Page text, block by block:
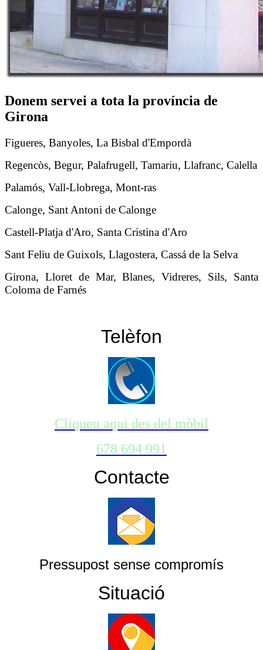
Donem servei a tota la província de
Girona
Figueres, Banyoles, La Bisbal d'Empordà
Regencòs, Begur, Palafrugell, Tamariu, Llafranc, Calella
Palamós, Vall-Llobrega, Mont-ras
Calonge, Sant Antoni de Calonge
Castell-Platja d'Aro, Santa Cristina d'Aro
Sant Feliu de Guixols, Llagostera, Cassá de la Selva
Girona, Lloret de Mar, Blanes, Vidreres, Sils, Santa
Coloma de Farnés
Telèfon
Cliqueu aqui des del mòbil
678 694 991
Contacte
Pressupost sense compromís
Situació